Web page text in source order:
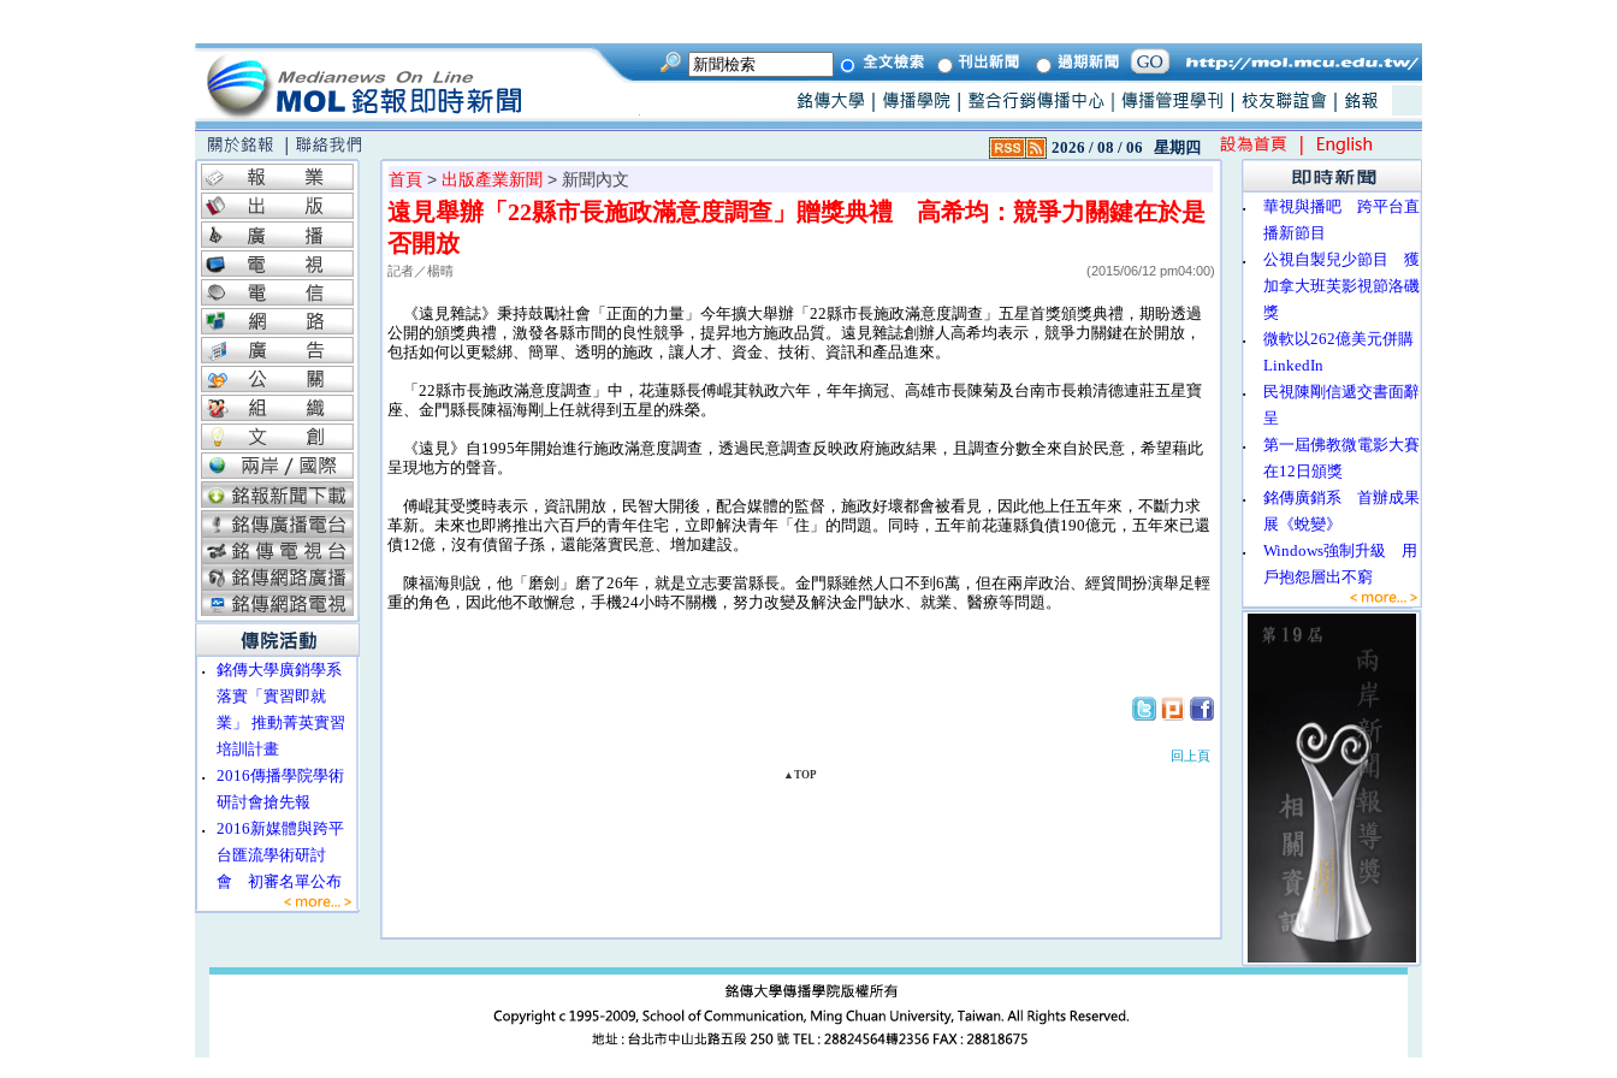
2026 / 08 / 06 星期四
‧
銘傳大學廣銷學系
落實「實習即就
業」 推動菁英實習
培訓計畫
‧
2016傳播學院學術
研討會搶先報
‧
2016新媒體與跨平
台匯流學術研討
會 初審名單公布
首頁 > 出版產業新聞 > 新聞內文
遠見舉辦「22縣市長施政滿意度調查」贈獎典禮 高希均：競爭力關鍵在於是
否開放
記者／楊晴 (2015/06/12 pm04:00)
《遠見雜誌》秉持鼓勵社會「正面的力量」今年擴大舉辦「22縣市長施政滿意度調查」五星首獎頒獎典禮，期盼透過
公開的頒獎典禮，激發各縣市間的良性競爭，提昇地方施政品質。遠見雜誌創辦人高希均表示，競爭力關鍵在於開放，
包括如何以更鬆綁、簡單、透明的施政，讓人才、資金、技術、資訊和產品進來。
「22縣市長施政滿意度調查」中，花蓮縣長傅崐萁執政六年，年年摘冠、高雄市長陳菊及台南市長賴清德連莊五星寶
座、金門縣長陳福海剛上任就得到五星的殊榮。
《遠見》自1995年開始進行施政滿意度調查，透過民意調查反映政府施政結果，且調查分數全來自於民意，希望藉此
呈現地方的聲音。
傅崐萁受獎時表示，資訊開放，民智大開後，配合媒體的監督，施政好壞都會被看見，因此他上任五年來，不斷力求
革新。未來也即將推出六百戶的青年住宅，立即解決青年「住」的問題。同時，五年前花蓮縣負債190億元，五年來已還
債12億，沒有債留子孫，還能落實民意、增加建設。
陳福海則說，他「磨劍」磨了26年，就是立志要當縣長。金門縣雖然人口不到6萬，但在兩岸政治、經貿間扮演舉足輕
重的角色，因此他不敢懈怠，手機24小時不關機，努力改變及解決金門缺水、就業、醫療等問題。
回上頁
▲TOP
‧
華視與播吧 跨平台直
播新節目
‧
公視自製兒少節目 獲
加拿大班芙影視節洛磯
獎
‧
微軟以262億美元併購
LinkedIn
‧
民視陳剛信遞交書面辭
呈
‧
第一屆佛教微電影大賽
在12日頒獎
‧
銘傳廣銷系 首辦成果
展《蛻變》
‧
Windows強制升級 用
戶抱怨層出不窮